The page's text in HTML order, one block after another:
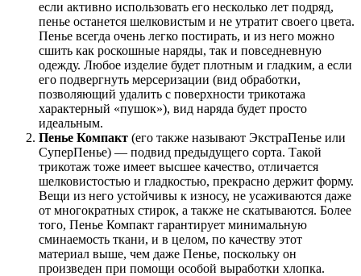
если активно использовать его несколько лет подряд,
пенье останется шелковистым и не утратит своего цвета.
Пенье всегда очень легко постирать, и из него можно
сшить как роскошные наряды, так и повседневную
одежду. Любое изделие будет плотным и гладким, а если
его подвергнуть мерсеризации (вид обработки,
позволяющий удалить с поверхности трикотажа
характерный «пушок»), вид наряда будет просто
идеальным.
Пенье Компакт (его также называют ЭкстраПенье или
СуперПенье) — подвид предыдущего сорта. Такой
трикотаж тоже имеет высшее качество, отличается
шелковистостью и гладкостью, прекрасно держит форму.
Вещи из него устойчивы к износу, не усаживаются даже
от многократных стирок, а также не скатываются. Более
того, Пенье Компакт гарантирует минимальную
сминаемость ткани, и в целом, по качеству этот
материал выше, чем даже Пенье, поскольку он
произведен при помощи особой выработки хлопка.